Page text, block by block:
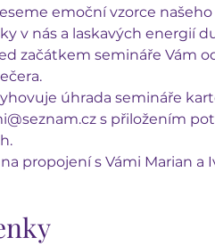
emoční vzorce
v nás a laskavých energií
začátkem semináře Vám
úhrada semináře
s přiložením
propojení s Vámi Marian a